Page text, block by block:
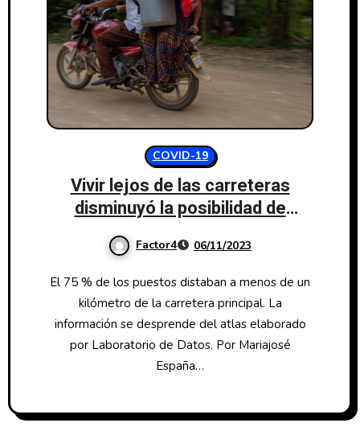
COVID-19
Vivir lejos de las carreteras
disminuyó la posibilidad de
vacunarse contra covid-19
Factor4 06/11/2023
El 75 % de los puestos distaban a menos de un
kilómetro de la carretera principal. La
información se desprende del atlas elaborado
por Laboratorio de Datos. Por Mariajosé
España…